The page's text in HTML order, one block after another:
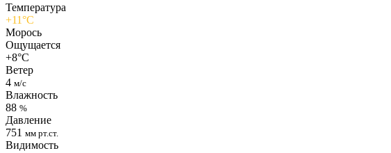
Температура
+11°C
Морось
Ощущается
+8°C
Ветер
4 м/с
Влажность
88 %
Давление
751 мм рт.ст.
Видимость